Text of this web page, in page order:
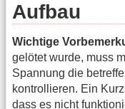
Aufbau
Wichtige
gelötet wurde, muss
Spannung die
kontrollieren. Ein
dass es nicht